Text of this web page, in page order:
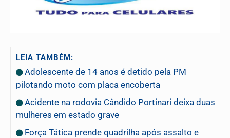
LEIA TAMBÉM:
Adolescente de 14 anos é detido pela PM
pilotando moto com placa encoberta
Acidente na rodovia Cândido Portinari deixa duas
mulheres em estado grave
Força Tática prende quadrilha após assalto e